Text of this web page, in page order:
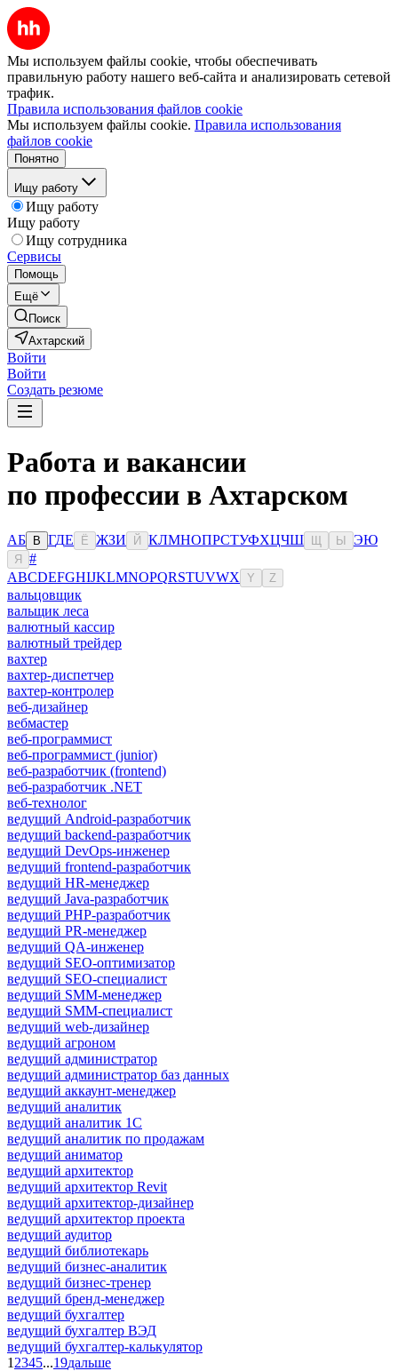
Мы используем файлы cookie, чтобы обеспечивать
правильную работу нашего веб-сайта и анализировать сетевой
трафик.
Правила использования файлов cookie
Мы используем файлы cookie. Правила использования
файлов cookie
Понятно
Ищу работу
Ищу работу
Ищу работу
Ищу сотрудника
Сервисы
Помощь
Ещё
Поиск
Ахтарский
Войти
Войти
Создать резюме
Работа и вакансии
по профессии в Ахтарском
АБ В ГДЕ Ё ЖЗИ Й КЛМНОПРСТУФХЦЧШ Ы ЭЮ
Я
#
ABCDEFGHIJKLMNOPQRSTUVWX Y Z
вальцовщик
вальщик леса
валютный кассир
валютный трейдер
вахтер
вахтер-диспетчер
вахтер-контролер
веб-дизайнер
вебмастер
веб-программист
веб-программист (junior)
веб-разработчик (frontend)
веб-разработчик .NET
веб-технолог
ведущий Android-разработчик
ведущий backend-разработчик
ведущий DevOps-инженер
ведущий frontend-разработчик
ведущий HR-менеджер
ведущий Java-разработчик
ведущий PHP-разработчик
ведущий PR-менеджер
ведущий QA-инженер
ведущий SEO-оптимизатор
ведущий SEO-специалист
ведущий SMM-менеджер
ведущий SMM-специалист
ведущий web-дизайнер
ведущий агроном
ведущий администратор
ведущий администратор баз данных
ведущий аккаунт-менеджер
ведущий аналитик
ведущий аналитик 1С
ведущий аналитик по продажам
ведущий аниматор
ведущий архитектор
ведущий архитектор Revit
ведущий архитектор-дизайнер
ведущий архитектор проекта
ведущий аудитор
ведущий библиотекарь
ведущий бизнес-аналитик
ведущий бизнес-тренер
ведущий бренд-менеджер
ведущий бухгалтер
ведущий бухгалтер ВЭД
ведущий бухгалтер-калькулятор
1 2345...19дальше